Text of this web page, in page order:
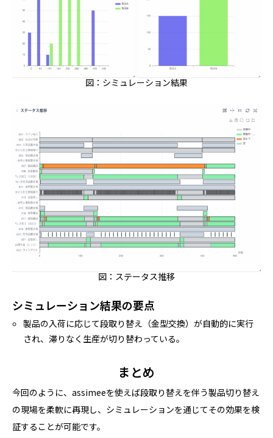
図：シミュレーション結果
図：ステータス推移
シミュレーション結果の要点
製品の入荷に応じて段取り替え（金型交換）が自動的に実行
され、滞りなく生産が切り替わっている。
まとめ
今回のように、assimeeを使えば段取り替えを伴う製品切り替え
の現場を柔軟に再現し、シミュレーションを通じてその効果を検
証することが可能です。